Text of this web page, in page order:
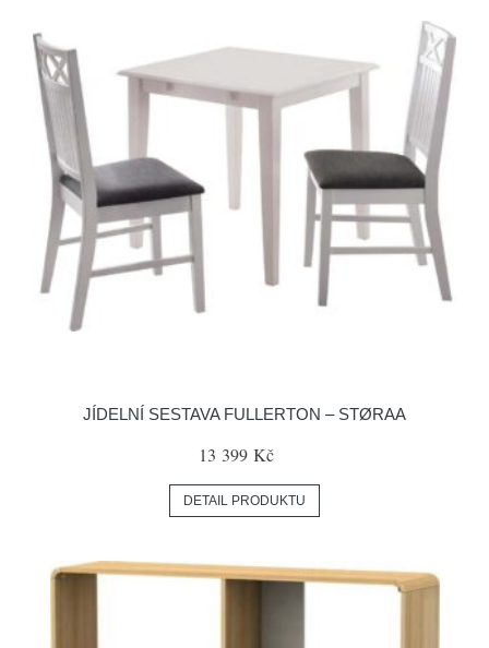
JÍDELNÍ SESTAVA FULLERTON – STØRAA
13 399 Kč
DETAIL PRODUKTU